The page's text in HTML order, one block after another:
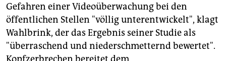
Gefahren einer Videoüberwachung bei den
öffentlichen Stellen "völlig unterentwickelt", klagt
Wahlbrink, der das Ergebnis seiner Studie als
"überraschend und niederschmetternd bewertet".